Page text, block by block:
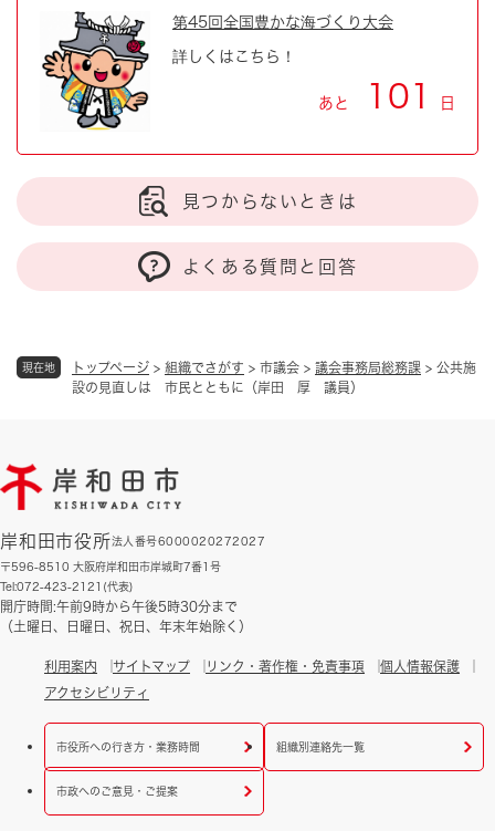
現在地 トップページ > 組織でさがす > 市議会 > 議会事務局総務課 > 公共施
設の見直しは 市民とともに（岸田 厚 議員）
第45回全国豊かな海づくり大会
詳しくはこちら！
あと 101 日
見つからないときは
よくある質問と回答
岸和田市役所法人番号6000020272027
〒596-8510 大阪府岸和田市岸城町7番1号
Tel:072-423-2121(代表)
開庁時間:午前9時から午後5時30分まで
（土曜日、日曜日、祝日、年末年始除く）
利用案内 サイトマップ リンク・著作権・免責事項
個人情報保護
アクセシビリティ
市役所への行き方・業務時間 組織別連絡先一覧
市政へのご意見・ご提案